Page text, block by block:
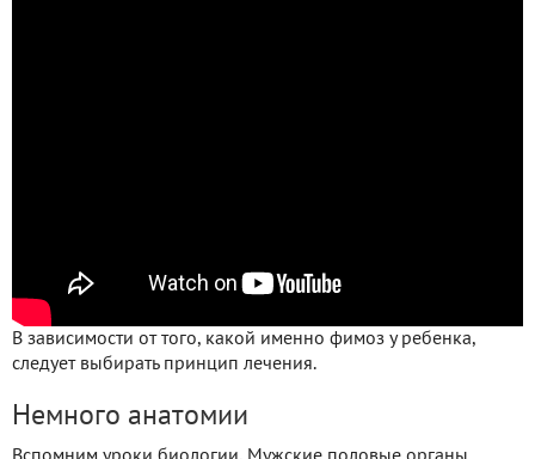
В зависимости от того, какой именно фимоз у ребенка,
следует выбирать принцип лечения.
Немного анатомии